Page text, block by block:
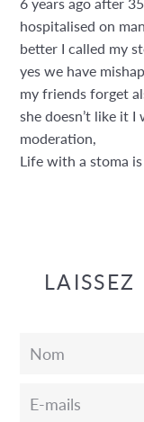
hospitalised on
better I called my
yes we have
my friends forget
she doesn’t like it I
moderation,
Life with a stoma
Nom
E-